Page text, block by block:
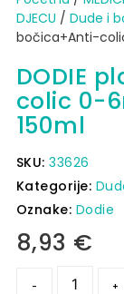
DJECU / Dude i
bočica+Anti-
DODIE
colic 0-
150ml
SKU:33626
Kategorije:
Oznake: Dodie
8,93 €
- +